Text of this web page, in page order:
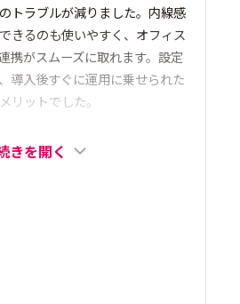
トラブルが減りました。内線感
きるのも使いやすく、オフィス
携がスムーズに取れます。設定
導入後すぐに運用に乗せられた
リットでした。
きを開く